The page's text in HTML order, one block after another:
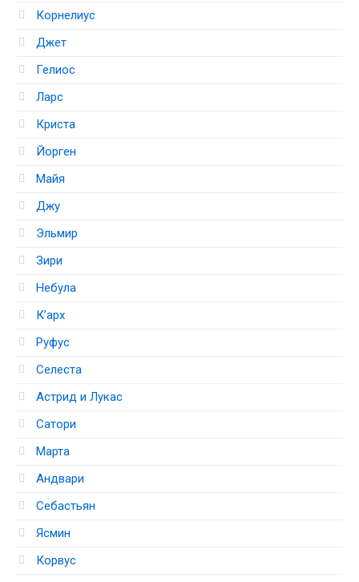
Корнелиус
Джет
Гелиос
Ларс
Криста
Йорген
Майя
Джу
Эльмир
Зири
Небула
К’арх
Руфус
Селеста
Астрид и Лукас
Сатори
Марта
Андвари
Себастьян
Ясмин
Корвус